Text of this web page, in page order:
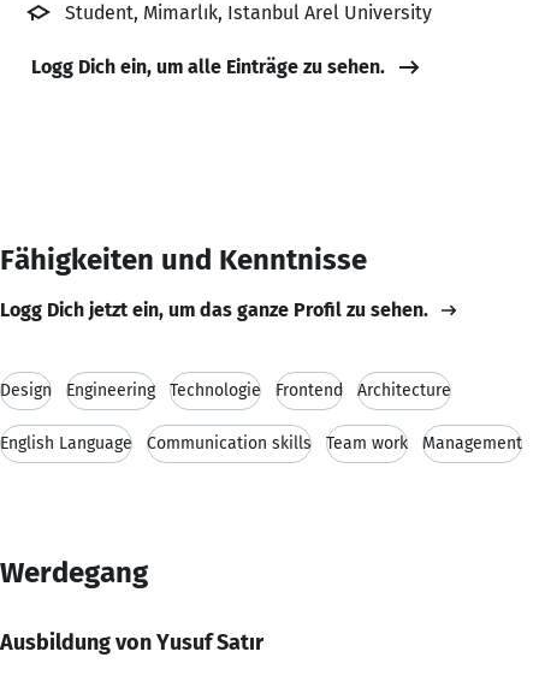
Student, Mimarlık, Istanbul Arel University
Logg Dich ein, um alle Einträge zu sehen.
Fähigkeiten und Kenntnisse
Logg Dich jetzt ein, um das ganze Profil zu sehen.
Design Engineering Technologie Frontend Architecture
English Language Communication skills Team work Management
Werdegang
Ausbildung von Yusuf Satır